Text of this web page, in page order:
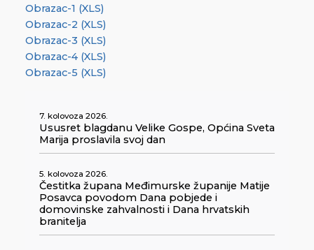
Obrazac-1 (XLS)
Obrazac-2 (XLS)
Obrazac-3 (XLS)
Obrazac-4 (XLS)
Obrazac-5 (XLS)
7. kolovoza 2026.
Ususret blagdanu Velike Gospe, Općina Sveta
Marija proslavila svoj dan
5. kolovoza 2026.
Čestitka župana Međimurske županije Matije
Posavca povodom Dana pobjede i
domovinske zahvalnosti i Dana hrvatskih
branitelja